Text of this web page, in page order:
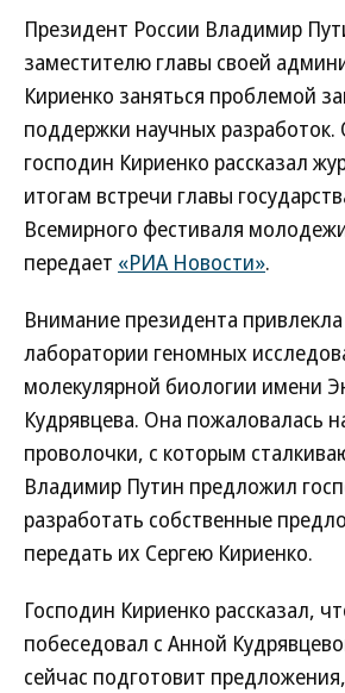
Президент России Владимир
заместителю главы своей
Кириенко заняться проблемой
поддержки научных
господин Кириенко рассказал
итогам встречи главы
Всемирного фестиваля
передает «РИА Новости».
Внимание президента
лаборатории геномных
молекулярной биологии имени
Кудрявцева. Она пожаловалась
проволочки, с которым
Владимир Путин предложил
разработать собственные
передать их Сергею Кириенко.
Господин Кириенко рассказал,
побеседовал с Анной
сейчас подготовит